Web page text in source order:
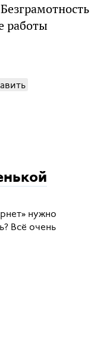
Безграмотность
работы
нужно
Всё очень